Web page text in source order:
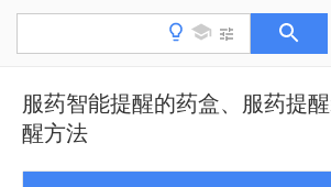
服药智能提醒的药盒、服药提
醒方法